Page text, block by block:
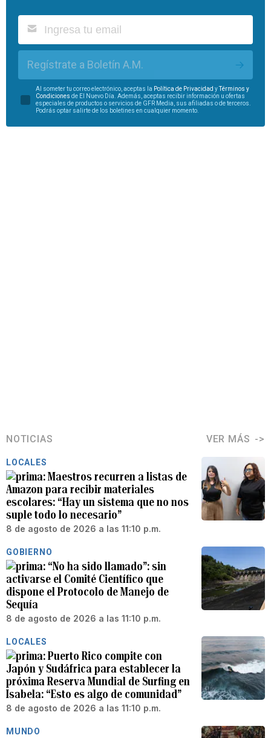
Regístrate a Boletín A.M.
Al someter tu correo electrónico, aceptas la Política de Privacidad yTérminos y
Condiciones de El Nuevo Día. Además, aceptas recibir información u ofertas
especiales de productos o servicios de GFR Media, sus afiliadas o de terceros.
Podrás optar salirte de los boletines en cualquier momento.
NOTICIAS VER MÁS
LOCALES
Maestros recurren a listas de
Amazon para recibir materiales
escolares: “Hay un sistema que no nos
suple todo lo necesario”
8 de agosto de 2026 a las 11:10 p.m.
GOBIERNO
“No ha sido llamado”: sin
activarse el Comité Científico que
dispone el Protocolo de Manejo de
Sequía
8 de agosto de 2026 a las 11:10 p.m.
LOCALES
Puerto Rico compite con
Japón y Sudáfrica para establecer la
próxima Reserva Mundial de Surfing en
Isabela: “Esto es algo de comunidad”
8 de agosto de 2026 a las 11:10 p.m.
MUNDO